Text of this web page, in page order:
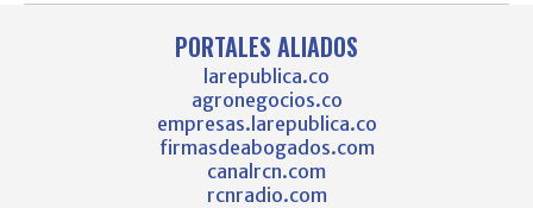
PORTALES ALIADOS
larepublica.co
agronegocios.co
empresas.larepublica.co
firmasdeabogados.com
canalrcn.com
rcnradio.com